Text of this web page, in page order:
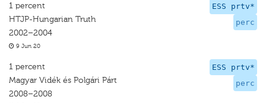
ESS prtv*
perc
1 percent
HTJP-Hungarian Truth
2002–2004
9 Jun 20
ESS prtv*
perc
1 percent
Magyar Vidék és Polgári Párt
2008–2008